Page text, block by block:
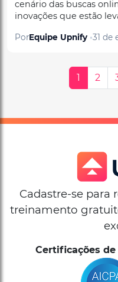
um patamar superior.
PorEquipe Upnify 31 de
Cadastre-se para
treinamento
Certificações